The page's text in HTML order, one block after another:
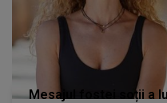
Mesajul fostei soții a